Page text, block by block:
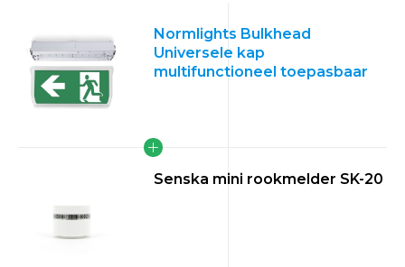
Normlights Bulkhead
Universele kap
multifunctioneel toepasbaar
Senska mini rookmelder SK-20